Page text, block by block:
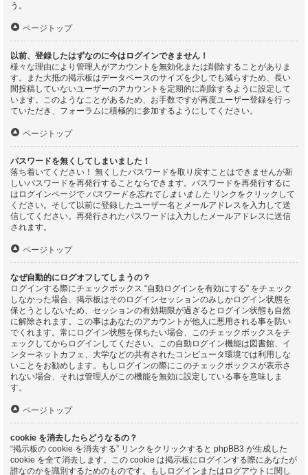
う。
ページトップ
以前、登録したはずなのに今はログインできません！
様々な理由により管理人がアカウントを無効化または削除することがありま
す。また大抵の掲示板はデータベースのサイズを少しでも減らすため、長い
間投稿していないユーザーのアカウントを定期的に削除するように設定して
います。このようなことがあるため、お手数ですが再度ユーザー登録を行っ
ていただき、フォーラムに積極的に参加するようにしてください。
ページトップ
パスワードを無くしてしまいました！
落ち着いてください！ 無くしたパスワードを取り戻すことはできませんが新
しいパスワードを再発行することならできます。パスワードを再発行するに
はログインページで パスワードを忘れてしまいました リンクをクリックして
ください。そして以前に登録したユーザー名とメールアドレスを入力して送
信してください。再発行されたパスワードは入力したメールアドレスに送信
されます。
ページトップ
なぜ自動的にログオフしてしまうの？
ログインする際にチェックボックス “自動ログインを有効にする” をチェック
しなかった場合、掲示板はそのログインセッションのみしかログイン状態を
保とうとしないため、セッションの有効期限が過ぎるとログイン状態も自然
に解除されます。この事はあなたのアカウントが他人に悪用される事を防い
でくれます。常にログイン状態を保ちたい場合、このチェックボックスをチ
ェックしてからログインしてください。この自動ログイン機能は図書館、イ
ンターネットカフェ、大学などの共有されたコンピュータ環境では利用しな
いことをお勧めします。もしログインの際にこのチェックボックスが表示さ
れない場合、それは管理人がこの機能を無効に設定している事を意味しま
す。
ページトップ
cookie を消去したらどうなるの？
“掲示板の cookie を消去する” リンクをクリックすると phpBB3 が生成した
cookie を全て消去します。この cookie は掲示板にログインする際にあなたが
誰なのかを識別するためのものです。もしログインまたはログアウトに関し